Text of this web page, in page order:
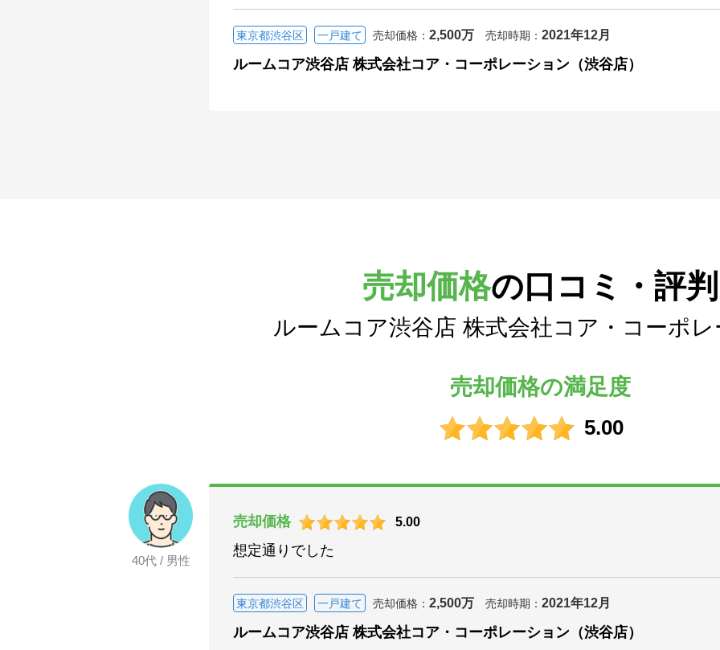
東京都渋谷区 一戸建て 売却価格： 2,500万 売却時期： 2021年12月
ルームコア渋谷店 株式会社コア・コーポレーション（渋谷店）
売却価格の口コミ・評判
ルームコア渋谷店 株式会社コア・コーポレ
売却価格の満足度
5.00
40代 / 男性
売却価格 5.00
想定通りでした
東京都渋谷区 一戸建て 売却価格： 2,500万 売却時期： 2021年12月
ルームコア渋谷店 株式会社コア・コーポレーション（渋谷店）